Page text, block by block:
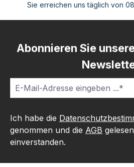
Sie erreichen uns täglich von
Abonnieren Sie
Ich habe die
genommen und die AGB
einverstanden.